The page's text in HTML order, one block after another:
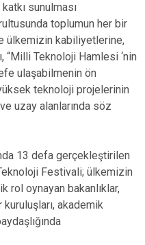
sunulması
toplumun her bir
ülkemizin kabiliyetlerine,
“Milli Teknoloji Hamlesi ‘nin
ulaşabilmenin ön
teknoloji projelerinin
uzay alanlarında söz
13 defa gerçekleştirilen
Festivali; ülkemizin
oynayan bakanlıklar,
akademik